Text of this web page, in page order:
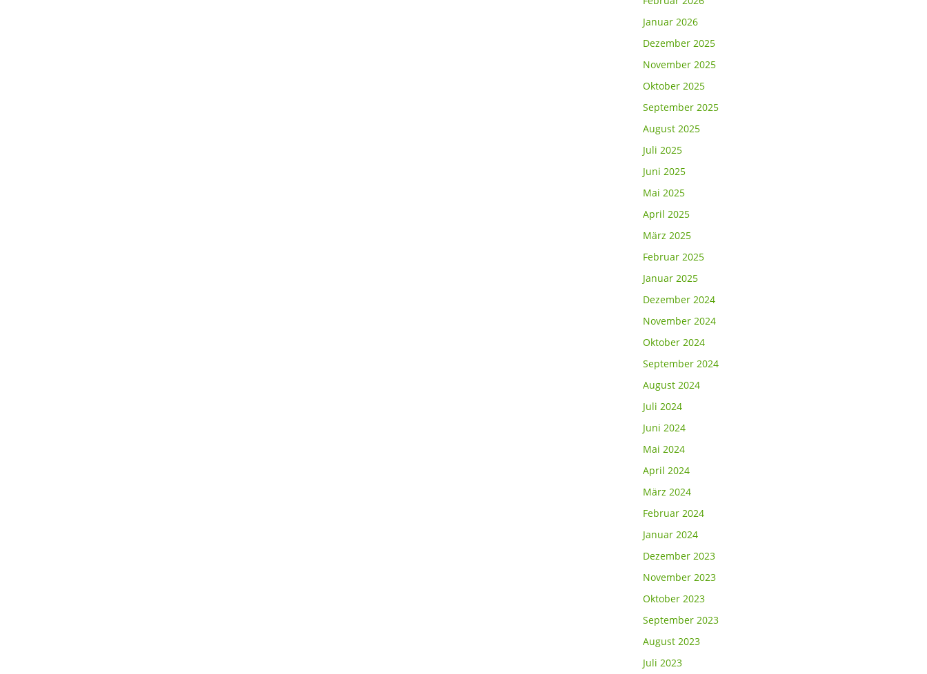
Januar 2026
Dezember 2025
November 2025
Oktober 2025
September 2025
August 2025
Juli 2025
Juni 2025
Mai 2025
April 2025
März 2025
Februar 2025
Januar 2025
Dezember 2024
November 2024
Oktober 2024
September 2024
August 2024
Juli 2024
Juni 2024
Mai 2024
April 2024
März 2024
Februar 2024
Januar 2024
Dezember 2023
November 2023
Oktober 2023
September 2023
August 2023
Juli 2023